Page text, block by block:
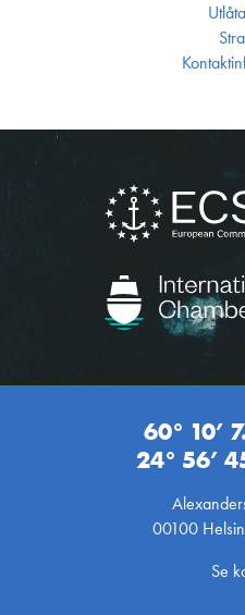
60° 10’
24° 56’
00100
Se